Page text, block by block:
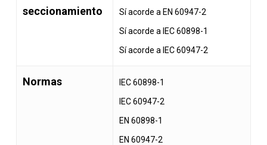
seccionamiento
Sí acorde a EN 60947-2
Sí acorde a IEC 60898-1
Sí acorde a IEC 60947-2
Normas
IEC 60898-1
IEC 60947-2
EN 60898-1
EN 60947-2